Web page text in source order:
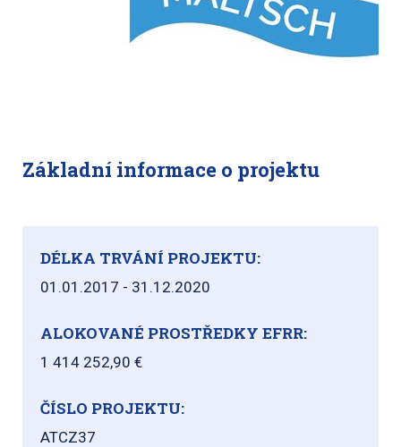
Základní informace o projektu
DÉLKA TRVÁNÍ PROJEKTU:
01.01.2017 - 31.12.2020
ALOKOVANÉ PROSTŘEDKY EFRR:
1 414 252,90 €
ČÍSLO PROJEKTU:
ATCZ37